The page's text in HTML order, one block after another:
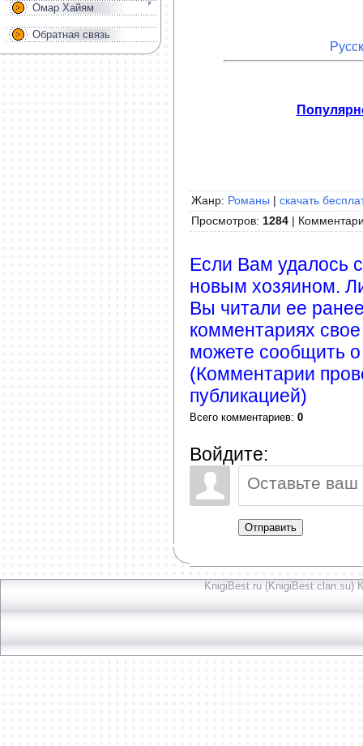
Омар Хайям
Обратная связь
Жанр: Романы | скачать
Просмотров: 1284 |
Если Вам удалось
новым хозяином.
Вы читали ее
комментариях
можете сообщить
(Комментарии
публикацией)
Всего комментариев: 0
Войдите:
Отправить
KnigiBest.ru (KnigiBest.clan.su)